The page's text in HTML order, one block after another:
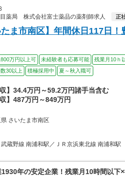
薬局 株式会社富士薬品の薬剤師求人
正
たま市南区】年間休日117日
万円以上可 未経験者も応募可能 残業月10ｈ
30以上
積極採用中 夏～秋入職可
収】34.4万円～59.2万円諸手当含む
収】487万円～849万円
さいたま市南区
武蔵野線 南浦和駅／ＪＲ京浜東北線 南浦和駅
1930年の安定企業！残業月10時間以下